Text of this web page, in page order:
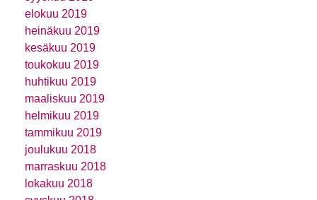
elokuu 2019
heinäkuu 2019
kesäkuu 2019
toukokuu 2019
huhtikuu 2019
maaliskuu 2019
helmikuu 2019
tammikuu 2019
joulukuu 2018
marraskuu 2018
lokakuu 2018